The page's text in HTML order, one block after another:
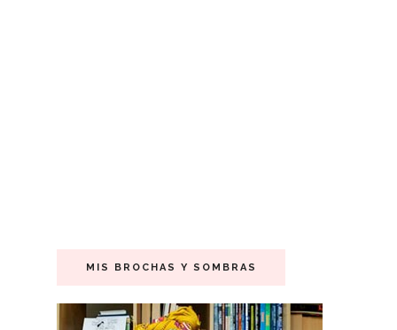
MIS BROCHAS Y SOMBRAS